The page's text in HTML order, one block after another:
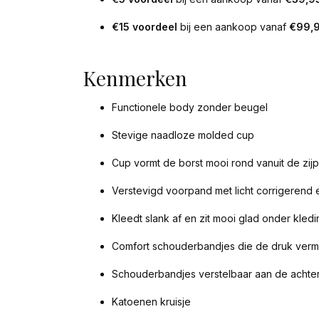
€15 voordeel bij een aankoop vanaf
Kenmerken
Functionele body zonder beugel
Stevige naadloze molded cup
Cup vormt de borst mooi rond vanuit de
Verstevigd voorpand met licht corrigerend
Kleedt slank af en zit mooi glad onder
Comfort schouderbandjes die de druk
Schouderbandjes verstelbaar aan de
Katoenen kruisje